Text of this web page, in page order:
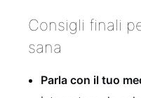
Consigli finali
sana
Parla con il tuo